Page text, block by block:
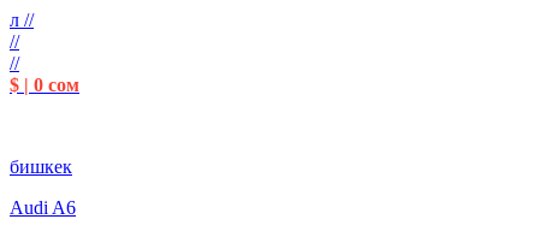
л //
//
//
$ | 0 сом
бишкек
Audi A6